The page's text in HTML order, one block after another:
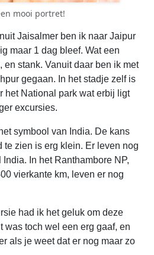
mooi portret!
Jaisalmer ben ik naar Jaipur
maar 1 dag bleef. Wat een
en stank. Vanuit daar ben ik met
gegaan. In het stadje zelf is
het National park wat erbij ligt
excursies.
symbool van India. De kans
te zien is erg klein. Er leven nog
In het Ranthambore NP,
vierkante km, leven er nog
had ik het geluk om deze
was toch wel een erg gaaf, en
als je weet dat er nog maar zo